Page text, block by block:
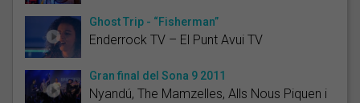
Ghost Trip - “Fisherman”
Enderrock TV – El Punt Avui TV
Gran final del Sona 9 2011
Nyandú, The Mamzelles, Alls Nous Piquen i